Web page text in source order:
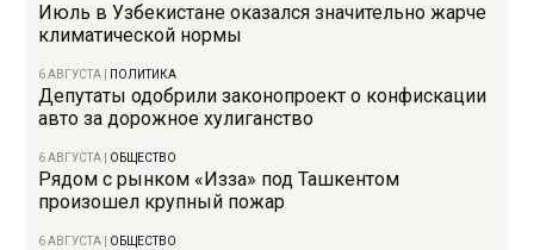
Июль в Узбекистане оказался значительно жарче
климатической нормы
6 АВГУСТА ПОЛИТИКА
Депутаты одобрили законопроект о конфискации
авто за дорожное хулиганство
6 АВГУСТА ОБЩЕСТВО
Рядом с рынком «Изза» под Ташкентом
произошел крупный пожар
6 АВГУСТА ОБЩЕСТВО